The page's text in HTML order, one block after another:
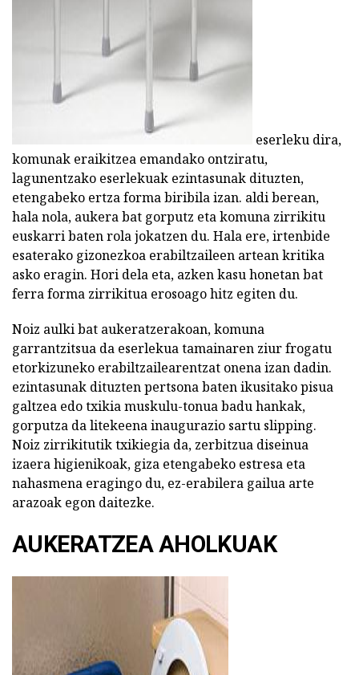
eserleku dira,
komunak eraikitzea emandako ontziratu,
lagunentzako eserlekuak ezintasunak dituzten,
etengabeko ertza forma biribila izan. aldi berean,
hala nola, aukera bat gorputz eta komuna zirrikitu
euskarri baten rola jokatzen du. Hala ere, irtenbide
esaterako gizonezkoa erabiltzaileen artean kritika
asko eragin. Hori dela eta, azken kasu honetan bat
ferra forma zirrikitua erosoago hitz egiten du.
Noiz aulki bat aukeratzerakoan, komuna
garrantzitsua da eserlekua tamainaren ziur frogatu
etorkizuneko erabiltzailearentzat onena izan dadin.
ezintasunak dituzten pertsona baten ikusitako pisua
galtzea edo txikia muskulu-tonua badu hankak,
gorputza da litekeena inaugurazio sartu slipping.
Noiz zirrikitutik txikiegia da, zerbitzua diseinua
izaera higienikoak, giza etengabeko estresa eta
nahasmena eragingo du, ez-erabilera gailua arte
arazoak egon daitezke.
AUKERATZEA AHOLKUAK